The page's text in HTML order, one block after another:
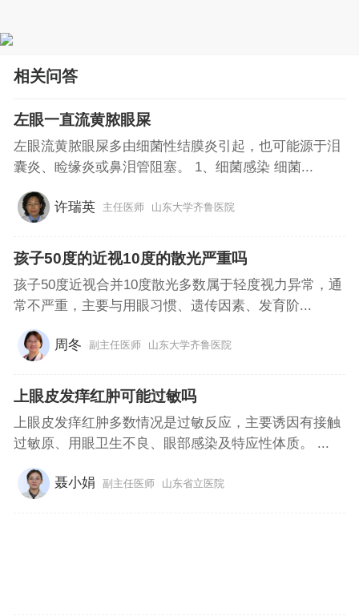
相关问答
左眼一直流黄脓眼屎
左眼流黄脓眼屎多由细菌性结膜炎引起，也可能源于泪
囊炎、睑缘炎或鼻泪管阻塞。 1、细菌感染 细菌...
许瑞英 主任医师 山东大学齐鲁医院
孩子50度的近视10度的散光严重吗
孩子50度近视合并10度散光多数属于轻度视力异常，通
常不严重，主要与用眼习惯、遗传因素、发育阶...
周冬 副主任医师 山东大学齐鲁医院
上眼皮发痒红肿可能过敏吗
上眼皮发痒红肿多数情况是过敏反应，主要诱因有接触
过敏原、用眼卫生不良、眼部感染及特应性体质。 ...
聂小娟 副主任医师 山东省立医院